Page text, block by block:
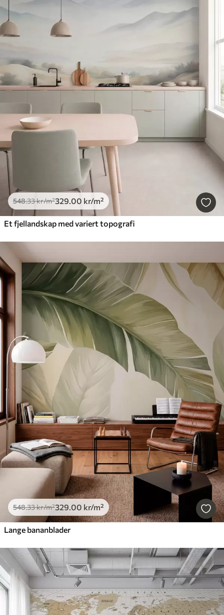
548.33kr/m²329.00 kr/m²
Et fjellandskap med variert topografi
548.33kr/m²329.00 kr/m²
Lange bananblader